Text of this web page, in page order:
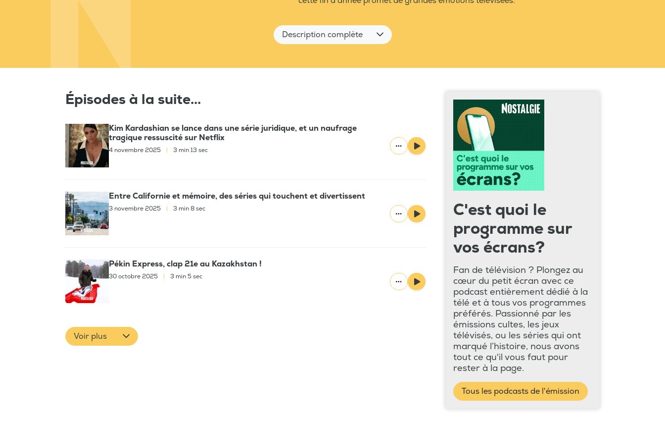
Description complète
Épisodes à la suite...
Kim Kardashian se lance dans une série juridique, et un naufrage
tragique ressuscité sur Netflix
4 novembre 2025 3 min 13 sec
Entre Californie et mémoire, des séries qui touchent et divertissent
3 novembre 2025 3 min 8 sec
Pékin Express, clap 21e au Kazakhstan !
30 octobre 2025 3 min 5 sec
Voir plus
C'est quoi le
programme sur
vos écrans?
Fan de télévision ? Plongez au
cœur du petit écran avec ce
podcast entièrement dédié à la
télé et à tous vos programmes
préférés. Passionné par les
émissions cultes, les jeux
télévisés, ou les séries qui ont
marqué l’histoire, nous avons
tout ce qu'il vous faut pour
rester à la page.
Tous les podcasts de l'émission